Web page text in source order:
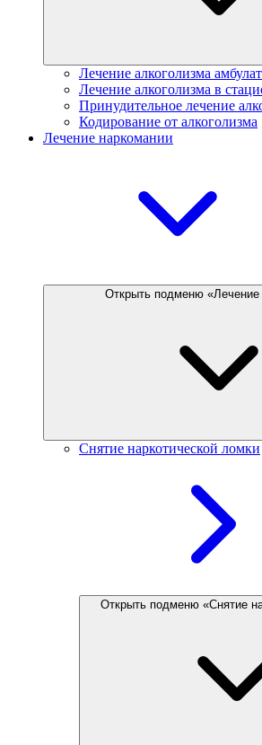
Лечение алкоголизма
Лечение алкоголизма в
Принудительное лечение
Кодирование от алкоголизма
Лечение наркомании
Открыть подменю «Лечение
Снятие наркотической ломки
Открыть подменю «Снятие